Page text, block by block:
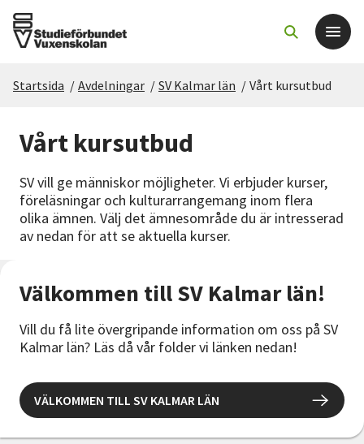
För dig som
Sök kurser och evenemang
Om SV
Starta studiecirkel
Cirkelledare
Avdelningar
Startsida / Avdelningar / SV Kalmar län / Vårt kursutbud
Vårt kursutbud
SV vill ge människor möjligheter. Vi erbjuder kurser,
föreläsningar och kulturarrangemang inom flera
olika ämnen. Välj det ämnesområde du är intresserad
av nedan för att se aktuella kurser.
Välkommen till SV Kalmar län!
Vill du få lite övergripande information om oss på SV
Kalmar län? Läs då vår folder vi länken nedan!
VÄLKOMMEN TILL SV KALMAR LÄN